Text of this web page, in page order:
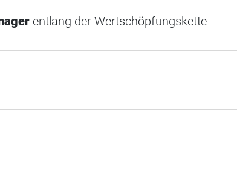
entlang der Wertschöpfungskette